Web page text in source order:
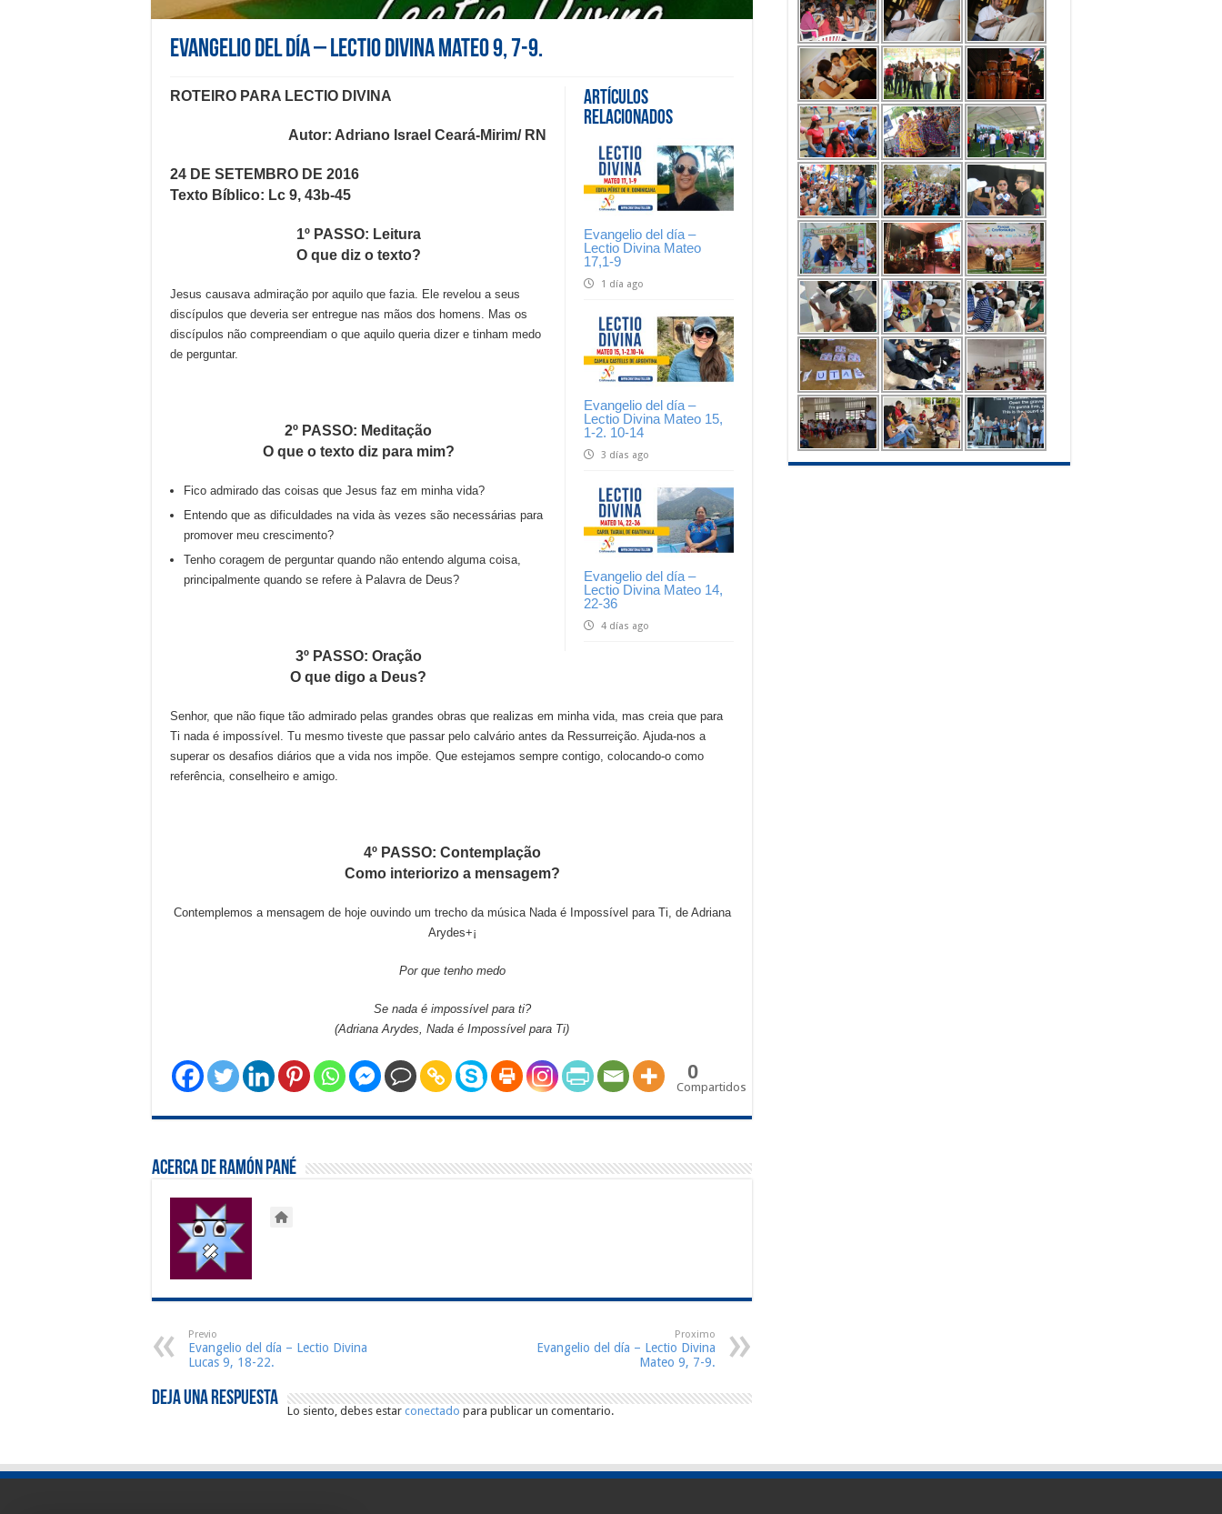
Evangelio del día – Lectio Divina Mateo 9, 7-9.
Artículos
Relacionados
Evangelio del día –
Lectio Divina Mateo
17,1-9
1 día ago
Evangelio del día –
Lectio Divina Mateo 15,
1-2. 10-14
3 días ago
Evangelio del día –
Lectio Divina Mateo 14,
22-36
4 días ago
ROTEIRO PARA LECTIO DIVINA
Autor: Adriano Israel Ceará-Mirim/ RN
24 DE SETEMBRO DE 2016
Texto Bíblico: Lc 9, 43b-45
1º PASSO: Leitura
O que diz o texto?
Jesus causava admiração por aquilo que fazia. Ele revelou a seus
discípulos que deveria ser entregue nas mãos dos homens. Mas os
discípulos não compreendiam o que aquilo queria dizer e tinham medo
de perguntar.
2º PASSO: Meditação
O que o texto diz para mim?
Fico admirado das coisas que Jesus faz em minha vida?
Entendo que as dificuldades na vida às vezes são necessárias para
promover meu crescimento?
Tenho coragem de perguntar quando não entendo alguma coisa,
principalmente quando se refere à Palavra de Deus?
3º PASSO: Oração
O que digo a Deus?
Senhor, que não fique tão admirado pelas grandes obras que realizas em minha vida, mas creia que para
Ti nada é impossível. Tu mesmo tiveste que passar pelo calvário antes da Ressurreição. Ajuda-nos a
superar os desafios diários que a vida nos impõe. Que estejamos sempre contigo, colocando-o como
referência, conselheiro e amigo.
4º PASSO: Contemplação
Como interiorizo a mensagem?
Contemplemos a mensagem de hoje ouvindo um trecho da música Nada é Impossível para Ti, de Adriana
Arydes+¡
Por que tenho medo
Se nada é impossível para ti?
(Adriana Arydes, Nada é Impossível para Ti)
0
Compartidos
Acerca de Ramón Pané
Previo
Evangelio del día – Lectio Divina
Lucas 9, 18-22.
Proximo
Evangelio del día – Lectio Divina
Mateo 9, 7-9.
Deja una respuesta
Lo siento, debes estar conectado para publicar un comentario.